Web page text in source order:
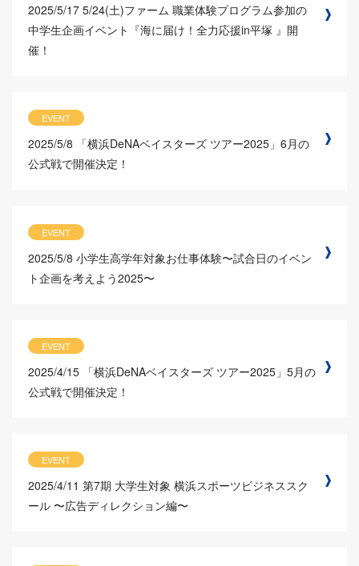
2025/5/17 5/24(土)ファーム 職業体験プログラム参加の
中学生企画イベント『海に届け！全力応援in平塚 』開
催！
EVENT
2025/5/8
「横浜DeNAベイスターズ ツアー2025」6月の
公式戦で開催決定！
EVENT
2025/5/8 小学生高学年対象お仕事体験〜試合日のイベン
ト企画を考えよう2025〜
EVENT
2025/4/15 「横浜DeNAベイスターズ ツアー2025」5月の
公式戦で開催決定！
EVENT
2025/4/11 第7期 大学生対象 横浜スポーツビジネススク
ール 〜広告ディレクション編〜